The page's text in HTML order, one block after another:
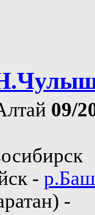
09/
-
-